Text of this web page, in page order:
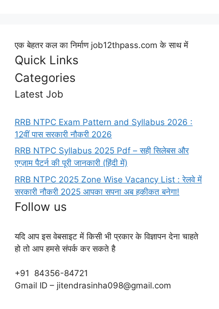
एक बेहतर कल का निर्माण job12thpass.com के साथ में
Quick Links
Categories
Latest Job
RRB NTPC Exam Pattern and Syllabus 2026 :
12वीं पास सरकारी नौकरी 2026
RRB NTPC Syllabus 2025 Pdf – सही सिलेबस और
एग्ज़ाम पैटर्न की पूरी जानकारी (हिंदी में)
RRB NTPC 2025 Zone Wise Vacancy List : रेलवे में
सरकारी नौकरी 2025 आपका सपना अब हकीकत बनेगा!
Follow us
यदि आप इस वेबसाइट में किसी भी प्रकार के विज्ञापन देना चाहते
हो तो आप हमसे संपर्क कर सकते है
+91 84356-84721
Gmail ID – jitendrasinha098@gmail.com